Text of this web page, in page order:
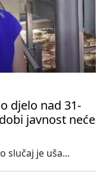
djelo nad 31-
javnost neće
slučaj je uša...